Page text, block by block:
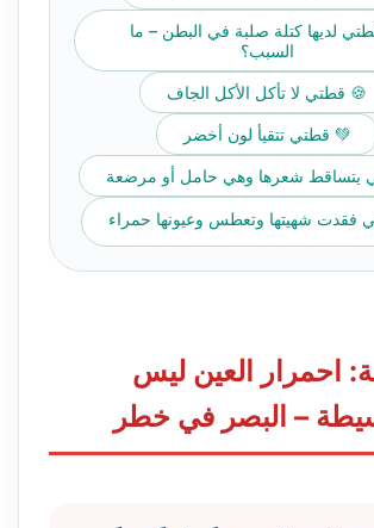
لديها كتلة صلبة في البطن – ما
السبب؟
🍪 قطتي لا تأكل الأكل الجاف
💚 قطتي تتقيأ لون أخضر
يتساقط شعرها وهي حامل أو مرضعة
شهيتها وتعطس وعيونها حمراء
احمرار العين ليس
– البصر في خطر